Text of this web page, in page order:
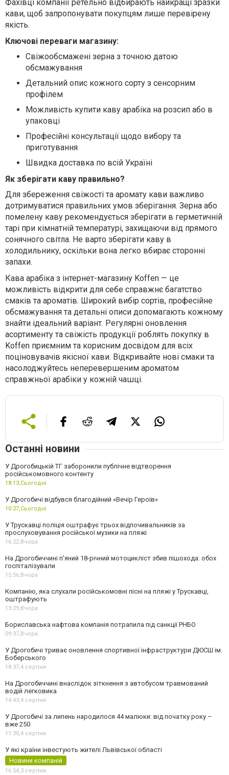
Фахівці компанії ретельно відбирають найкращі зразки
кави, щоб запропонувати покупцям лише перевірену
якість.
Ключові переваги магазину:
Свіжообсмажені зерна з точною датою
обсмажування
Детальний опис кожного сорту з сенсорним
профілем
Можливість купити каву арабіка на розсип або в
упаковці
Професійні консультації щодо вибору та
приготування
Швидка доставка по всій Україні
Як зберігати каву правильно?
Для збереження свіжості та аромату кави важливо
дотримуватися правильних умов зберігання. Зерна або
помелену каву рекомендується зберігати в герметичній
тарі при кімнатній температурі, захищаючи від прямого
сонячного світла. Не варто зберігати каву в
холодильнику, оскільки вона легко вбирає сторонні
запахи.
Кава арабіка з інтернет-магазину Koffen — це
можливість відкрити для себе справжнє багатство
смаків та ароматів. Широкий вибір сортів, професійне
обсмажування та детальні описи допомагають кожному
знайти ідеальний варіант. Регулярні оновлення
асортименту та свіжість продукції роблять покупку в
Koffen приємним та корисним досвідом для всіх
поціновувачів якісної кави. Відкривайте нові смаки та
насолоджуйтесь неперевершеним ароматом
справжньої арабіки у кожній чашці.
Останні новини
У Дрогобицькій ТГ заборонили публічне відтворення
російськомовного контенту
18:13,Сьогодні
У Дрогобичі відбувся благодійний «Вечір Героїв»
10:27,Сьогодні
У Трускавці поліція оштрафує трьох відпочивальників за
прослуховування російської музики на пляжі
16:22, Вчора
На Дрогобиччині п'яний 18-річний мотоцикліст збив пішохода: обох
госпіталізували
15:56, Вчора
Компанію, яка слухали російськомовні пісні на пляжі у Трускавці,
оштрафують
13:29, Вчора
Бориславська нафтова компанія потрапила під санкції РНБО
09:37, Вчора
У Дрогобичі триває оновлення спортивної інфраструктури ДЮСШ ім.
Боберського
18:37,4 серпня
На Дрогобиччині внаслідок зіткнення з автобусом травмований
водій легковика
14:43,4 серпня
У Дрогобичі за липень народилося 44 малюки: від початку року –
вже 250
11:30,4 серпня
У які країни інвестують жителі Львівської області
Новини компаній
16:54,3 серпня